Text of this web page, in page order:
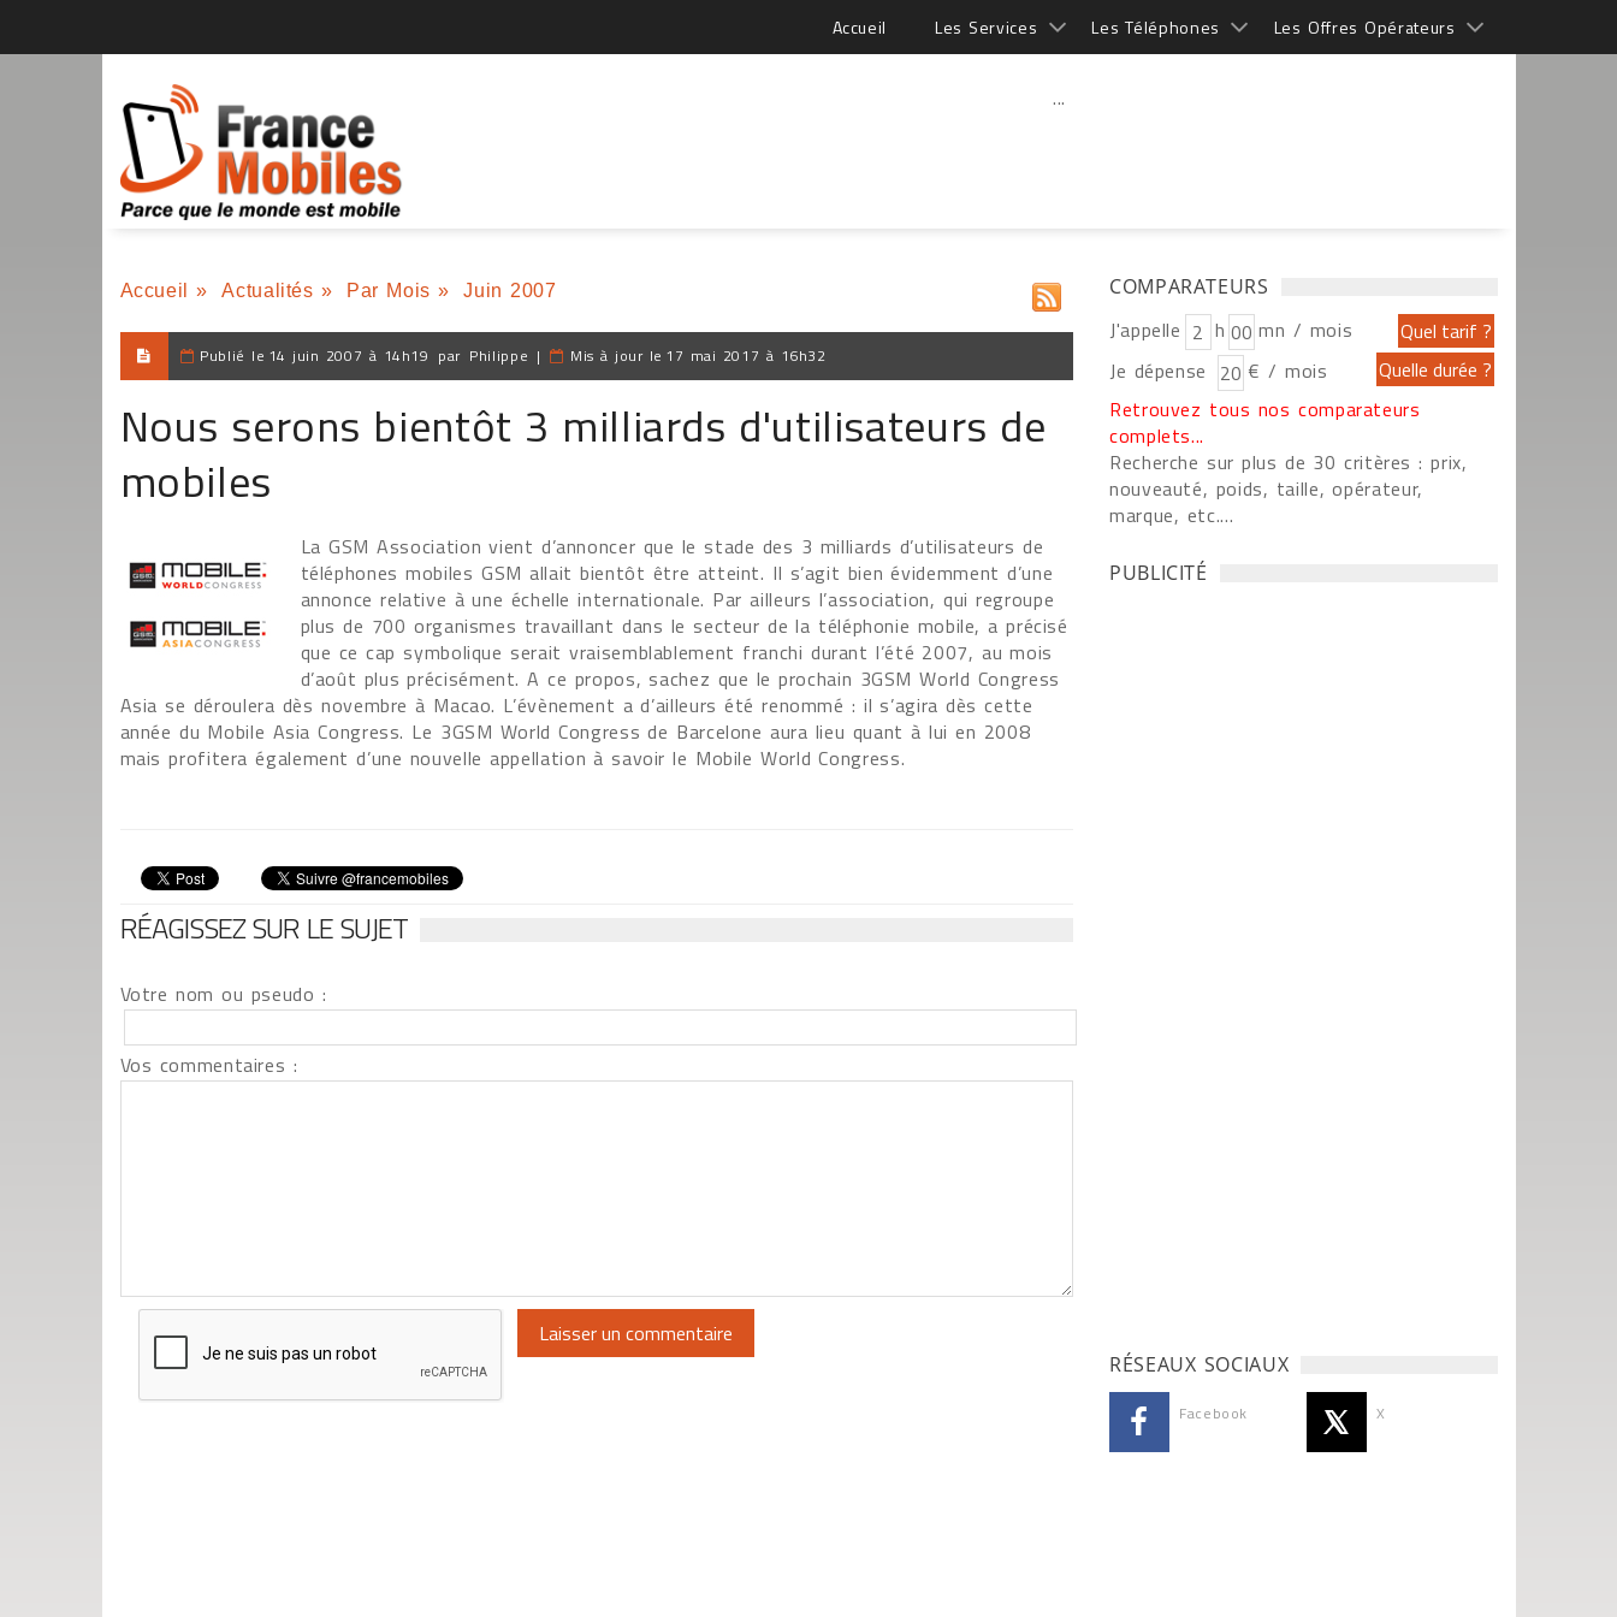
Accueil Les Services Les Téléphones Les Offres Opérateurs
...
Accueil » Actualités » Par Mois » Juin 2007
Publié le 14 juin 2007 à 14h19 par Philippe | Mis à jour le 17 mai 2017 à 16h32
Nous serons bientôt 3 milliards d'utilisateurs de
mobiles
La GSM Association vient d’annoncer que le stade des 3 milliards d’utilisateurs de
téléphones mobiles GSM allait bientôt être atteint. Il s’agit bien évidemment d’une
annonce relative à une échelle internationale. Par ailleurs l’association, qui regroupe
plus de 700 organismes travaillant dans le secteur de la téléphonie mobile, a précisé
que ce cap symbolique serait vraisemblablement franchi durant l’été 2007, au mois
d’août plus précisément. A ce propos, sachez que le prochain 3GSM World Congress
Asia se déroulera dès novembre à Macao. L’évènement a d’ailleurs été renommé : il s’agira dès cette
année du Mobile Asia Congress. Le 3GSM World Congress de Barcelone aura lieu quant à lui en 2008
mais profitera également d’une nouvelle appellation à savoir le Mobile World Congress.
RÉAGISSEZ SUR LE SUJET
Votre nom ou pseudo :
Vos commentaires :
COMPARATEURS
J'appelle h
mn / mois
Je dépense
€ / mois
Retrouvez tous nos comparateurs
complets...
Recherche sur plus de 30 critères : prix,
nouveauté, poids, taille, opérateur,
marque, etc....
PUBLICITÉ
RÉSEAUX SOCIAUX
Facebook X